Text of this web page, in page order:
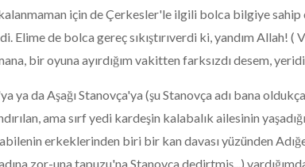
için de Çerkesler'le ilgili bolca bilgiye sahip
Elime de bolca gereç sıkıştırıverdi ki, yandım Allah!
bir oyuna ayırdığım vakitten farksızdı desem,
ya da Aşağı Stanovça'ya (şu Stanovça adı bana
ama sırf yedi kardeşin kalabalık ailesinin
erkeklerinden biri bir kan davası yüzünden
zor-una tapuzu'na Stanovça dedirtmiş...)